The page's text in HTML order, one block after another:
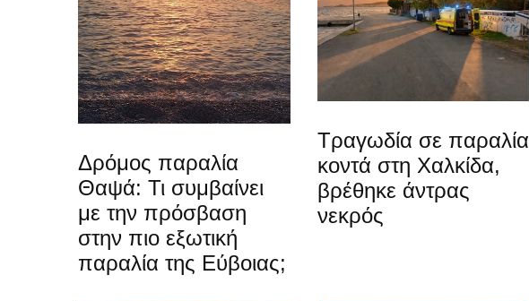
Δρόμος παραλία
Θαψά: Τι συμβαίνει
με την πρόσβαση
στην πιο εξωτική
παραλία της Εύβοιας;
Τραγωδία σε παραλία
κοντά στη Χαλκίδα,
βρέθηκε άντρας
νεκρός